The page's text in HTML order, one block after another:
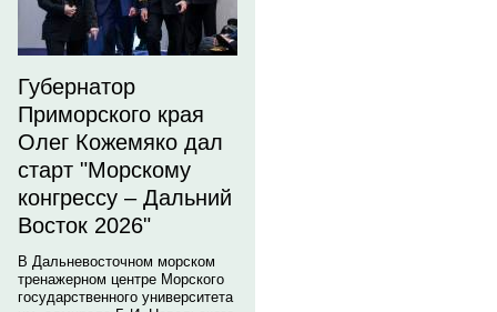
Губернатор
Приморского края
Олег Кожемяко дал
старт "Морскому
конгрессу – Дальний
Восток 2026"
В Дальневосточном морском
тренажерном центре Морского
государственного университета